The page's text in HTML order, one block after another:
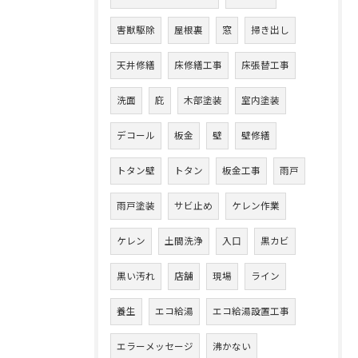
害獣駆除 屋根裏 窓 掃き出し
天井修繕 床修繕工事 床張替工事
洗面 庇 木部塗装 室内塗装
デコール 板金 壁 壁修繕
トタン壁 トタン 板金工事 雨戸
雨戸塗装 サビ止め ケレン作業
ケレン 土間洗浄 入口 黒カビ
黒い汚れ 店舗 現場 ライン
養生 エコ給湯 エコ給湯設置工事
エラーメッセージ 沸かない